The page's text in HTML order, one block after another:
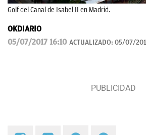
Golf del Canal de Isabel II en Madrid.
OKDIARIO
05/07/2017 16:10 ACTUALIZADO: 05/07/